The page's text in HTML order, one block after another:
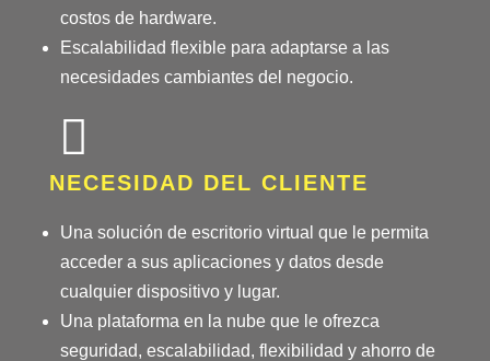
costos de hardware.
Escalabilidad flexible para adaptarse a las
necesidades cambiantes del negocio.
NECESIDAD DEL CLIENTE
Una solución de escritorio virtual que le permita
acceder a sus aplicaciones y datos desde
cualquier dispositivo y lugar.
Una plataforma en la nube que le ofrezca
seguridad, escalabilidad, flexibilidad y ahorro de